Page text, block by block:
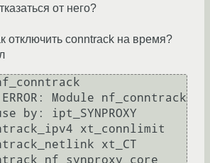
от него?
отключить conntrack на время?
ERROR: Module nf_conntrack
by: ipt_SYNPROXY
xt_connlimit
xt_CT